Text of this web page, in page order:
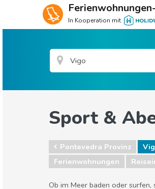
In Kooperation mit
Sport &
Pontevedra Provinz
Ferienwohnungen
Ob im Meer baden oder